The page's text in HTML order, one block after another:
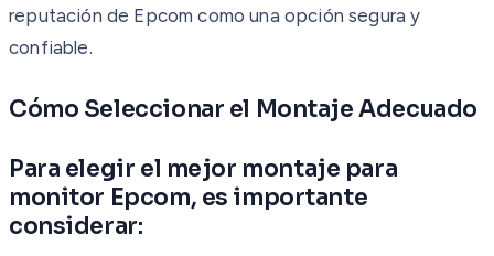
reputación de Epcom como una opción segura y
confiable.
Cómo Seleccionar el Montaje Adecuado
Para elegir el mejor montaje para
monitor Epcom, es importante
considerar: